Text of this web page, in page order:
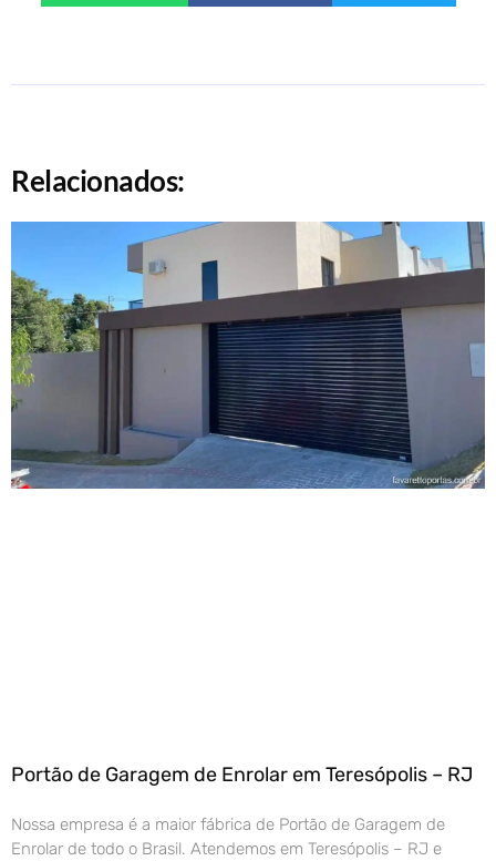
Relacionados:
Portão de Garagem de Enrolar em Teresópolis – RJ
Nossa empresa é a maior fábrica de Portão de Garagem de
Enrolar de todo o Brasil. Atendemos em Teresópolis – RJ e